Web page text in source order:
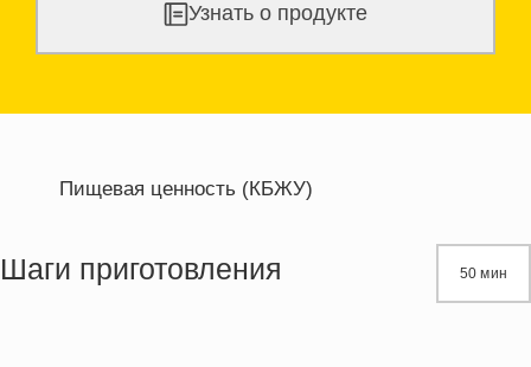
Узнать о продукте
Пищевая ценность (КБЖУ)
Жиры
Шаги приготовления 50 мин